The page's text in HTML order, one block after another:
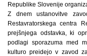
Republike Slovenije
Z dnem ustanovitve
Restavratorskega centra
prejšnjega odstavka, ki
podlagi sporazuma med
kulturo preidejo v zavod